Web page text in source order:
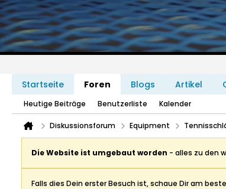
Startseite Foren Blogs Artikel
Heutige Beiträge Benutzerliste Kalender
Diskussionsforum Equipment
Die Website ist umgebaut worden - alles zu den
Falls dies Dein erster Besuch ist, schaue Dir am